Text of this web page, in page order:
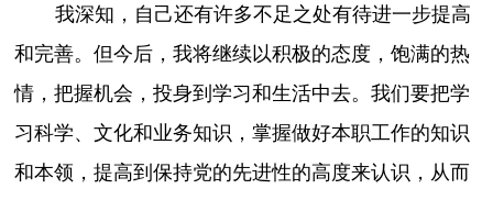
我深知，自己还有许多不足之处有待进一步提高
和完善。但今后，我将继续以积极的态度，饱满的热
情，把握机会，投身到学习和生活中去。我们要把学
习科学、文化和业务知识，掌握做好本职工作的知识
和本领，提高到保持党的先进性的高度来认识，从而